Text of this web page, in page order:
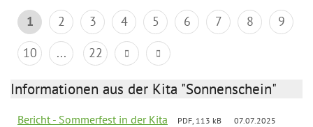
1 2 3 4 5 6 7 8
9
10
... 22
Informationen aus der Kita "Sonnenschein"
Bericht - Sommerfest in der Kita PDF, 113 kB 07.07.2025